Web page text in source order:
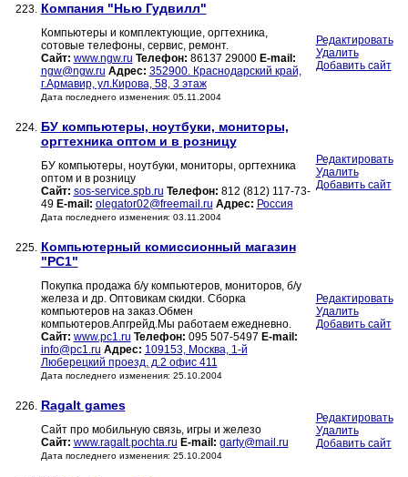
223. Компания "Нью Гудвилл"
Компьютеры и комплектующие, оргтехника,
сотовые телефоны, сервис, ремонт.
Сайт: www.ngw.ru Телефон: 86137 29000 E-mail:
ngw@ngw.ru Адрес: 352900. Краснодарский край,
г.Армавир, ул.Кирова, 58, 3 этаж
Дата последнего изменения: 05.11.2004
Редактировать
Удалить
Добавить сайт
224. БУ компьютеры, ноутбуки, мониторы,
оргтехника оптом и в розницу
БУ компьютеры, ноутбуки, мониторы, оргтехника
оптом и в розницу
Сайт: sos-service.spb.ru Телефон: 812 (812) 117-73-
49 E-mail: olegator02@freemail.ru Адрес: Россия
Дата последнего изменения: 03.11.2004
Редактировать
Удалить
Добавить сайт
225. Компьютерный комиссионный магазин
"PC1"
Покупка продажа б/у компьютеров, мониторов, б/у
железа и др. Оптовикам скидки. Сборка
компьютеров на заказ.Обмен
компьютеров.Апгрейд.Мы работаем ежедневно.
Сайт: www.pc1.ru Телефон: 095 507-5497 E-mail:
info@pc1.ru Адрес: 109153, Москва, 1-й
Люберецкий проезд, д.2 офис 411
Дата последнего изменения: 25.10.2004
Редактировать
Удалить
Добавить сайт
226. Ragalt games
Сайт про мобильную связь, игры и железо
Сайт: www.ragalt.pochta.ru E-mail: garty@mail.ru
Дата последнего изменения: 25.10.2004
Редактировать
Удалить
Добавить сайт